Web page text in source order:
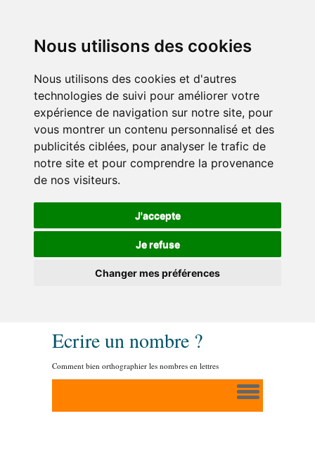
Nous utilisons des cookies
Nous utilisons des cookies et d'autres
technologies de suivi pour améliorer votre
expérience de navigation sur notre site, pour
vous montrer un contenu personnalisé et des
publicités ciblées, pour analyser le trafic de
notre site et pour comprendre la provenance
de nos visiteurs.
J'accepte
Je refuse
Changer mes préférences
Ecrire un nombre ?
Comment bien orthographier les nombres en lettres